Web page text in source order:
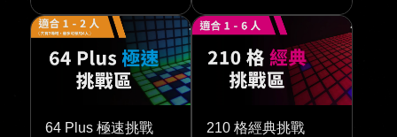
64 Plus 極速挑戰 210 格經典挑戰